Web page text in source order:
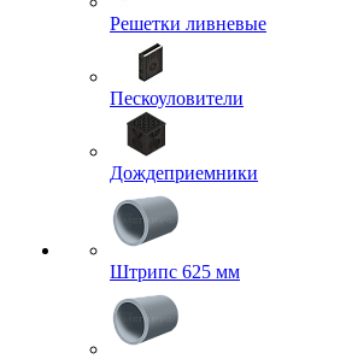
Решетки ливневые
Пескоуловители
Дождеприемники
Штрипс 625 мм